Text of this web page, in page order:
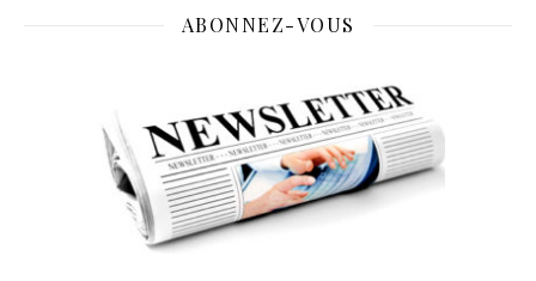
ABONNEZ-VOUS